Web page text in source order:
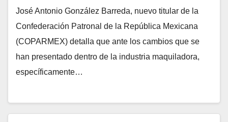
José Antonio González Barreda, nuevo titular de la
Confederación Patronal de la República Mexicana
(COPARMEX) detalla que ante los cambios que se
han presentado dentro de la industria maquiladora,
específicamente…